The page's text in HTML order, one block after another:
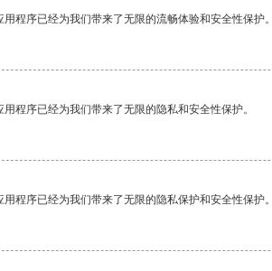
用程序已经为我们带来了无限的流畅体验和安全性保护
程序已经为我们带来了无限的隐私和安全性保护。
用程序已经为我们带来了无限的隐私保护和安全性保护